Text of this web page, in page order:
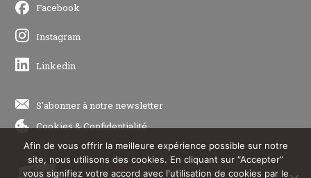
Facebook
Instagram
Linkedin
S'abonner à notre newsletter
Cookies&Confidentialité
Afin de vous offrir la meilleure expérience possible sur notre
site, nous utilisons des cookies. En cliquant sur “Accepter”
vous signifiez votre accord avec l'utilisation de cookies par le